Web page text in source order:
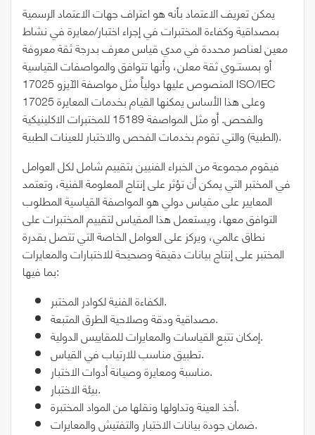
يمكن تعريف الاعتماد بأنه هو اعتراف جهات الاعتماد الرسمية
بمصداقية وكفاءة المختبرات في إجراء اختبار/معايرة في نشاط
معين لعناصر محددة في مدي قياس معرف بدرجة ثقة معروفة
أو بمستــوي ثقة معلن، وأنها تتوافق والمواصفات القياسية
المنصوص عليها دولياً مثل مواصفة الآيزو 17025 ISO/IEC
17025 وعلى هذا الأساس يمكنها القيام بخدمات المعايرة
والفحص. أو مثل المواصفة 15189 للمختبرات الاكلينيكية
(الطبية) والتي تقوم بخدمات الفحص والاختبار للعينات الطبية.
فيقوم مجموعة من الخبراء الفنيين بتقييم شامل لكل العوامل
في المختبر التي يمكن أن تؤثر على إنتاج المعلومة الفنية، وتعتمد
المعايير على مقياس دولي هو المواصفة القياسية المطلوب
التوافق معها، ويستعمل هذا المقياس لتقييم المختبرات على
نطاق عالمي، ويركز على العوامل الخاصة التي تتصل بقدرة
المختبر على إنتاج بيانات دقيقة وصحيحة للاختبارات والمعايرات
بما فيها:
الكفاءة الفنية لكوادر المختبر.
مصداقية ودقة وصلاحية الطرق المتبعة.
إمكان تتبع القياسات والمعايرات للمقاييس الدولية.
تطبيق مناسب للارتياب في القياس.
مناسبة ومعايرة وصيانة أدوات الاختبار.
بيئة الاختبار.
أخذ العينة وتداولها ونقلها من المواد المختبرة.
ضمان جودة بيانات الاختبار والتفتيش والمعايرات.